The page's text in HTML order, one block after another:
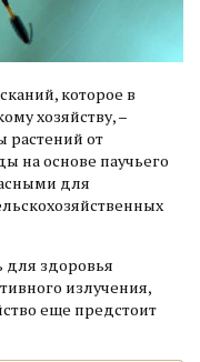
которое в
хозяйству, –
растений от
на основе паучьего
для
для здоровья
излучения,
еще предстоит